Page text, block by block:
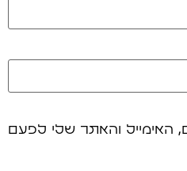
האימייל והאתר שלי לפעם